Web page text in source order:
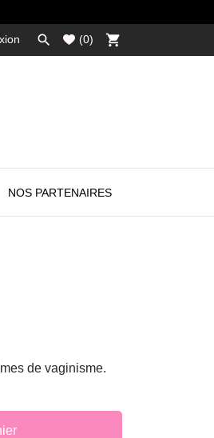
 (0) shopping_cart
NOS PARTENAIRES
de vaginisme.